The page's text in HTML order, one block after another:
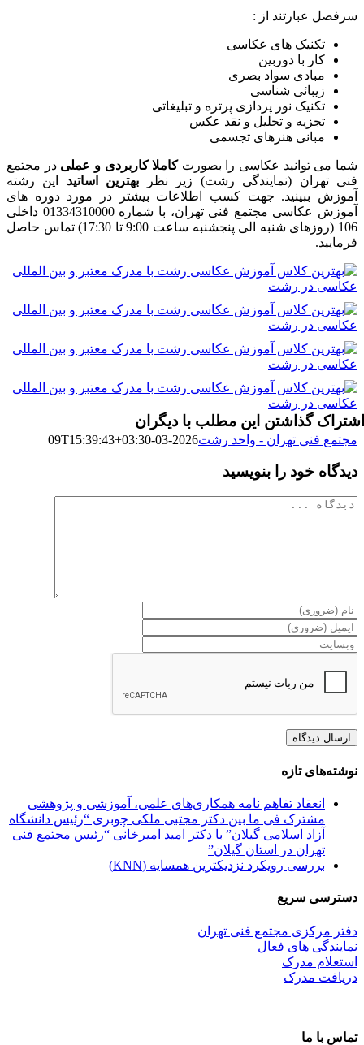
سرفصل عبارتند از :
تکنیک های عکاسی
کار با دوربین
مبادی سواد بصری
زیبائی شناسی
تکنیک نور پردازی پرتره و تبلیغاتی
تجزیه و تحلیل و نقد عکس
مبانی هنرهای تجسمی
شما می توانید عکاسی را بصورتکاملا کاربردی و عملی در مجتمع
فنی تهران (نمایندگی رشت) زیر نظر بهترین اساتید
این رشته
آموزش ببینید. جهت کسب اطلاعات بیشتر در مورد دوره های
آموزش عکاسی مجتمع فنی تهران، با شماره 01334310000 داخلی
106 (روزهای شنبه الی پنجشنبه ساعت 9:00 تا 17:30) تماس حاصل
فرمایید.
اشتراک گذاشتن این مطلب با دیگران
مجتمع فنی تهران - واحد رشت2026-03-09T15:39:43+03:30
دیدگاه خود را بنویسید
دیدگاه
نوشته‌های تازه
انعقاد تفاهم نامه همکاری‌های علمی، آموزشی و پژوهشی
مشترک فی ما بین دکتر مجتبی ملکی چوبری “رئیس دانشگاه
آزاد اسلامی گیلان” با دکتر امید امیرخانی “رئیس مجتمع فنی
تهران در استان گیلان”
بررسی رویکرد نزدیکترین همسایه (KNN)
دسترسی سریع
دفتر مرکزی مجتمع فنی تهران
نمایندگی های فعال
استعلام مدرک
دریافت مدرک
تماس با ما